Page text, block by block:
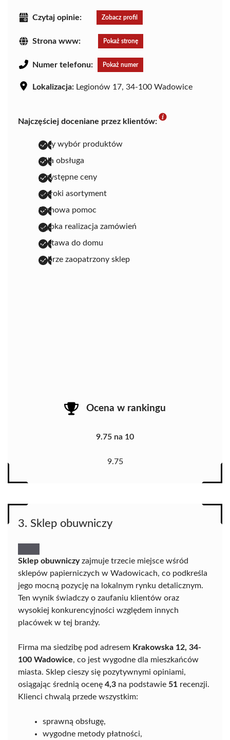
Czytaj opinie: Zobacz profil
Strona www: Pokaż stronę
Numer telefonu: Pokaż numer
Lokalizacja: Legionów 17, 34-100 Wadowice
Najczęściej doceniane przez klientów:
duży wybór produktów
miła obsługa
przystępne ceny
szeroki asortyment
fachowa pomoc
szybka realizacja zamówień
dostawa do domu
dobrze zaopatrzony sklep
Ocena w rankingu
9.75 na 10
9.75
3. Sklep obuwniczy
Sklep obuwniczyzajmuje trzecie miejsce wśród
sklepów papierniczych w Wadowicach, co podkreśla
jego mocną pozycję na lokalnym rynku detalicznym.
Ten wynik świadczy o zaufaniu klientów oraz
wysokiej konkurencyjności względem innych
placówek w tej branży.
Firma ma siedzibę pod adresem Krakowska 12, 34-
100 Wadowice, co jest wygodne dla mieszkańców
miasta. Sklep cieszy się pozytywnymi opiniami,
osiągając średnią ocenę 4,3 na podstawie 51 recenzji.
Klienci chwalą przede wszystkim:
sprawną obsługę,
wygodne metody płatności,